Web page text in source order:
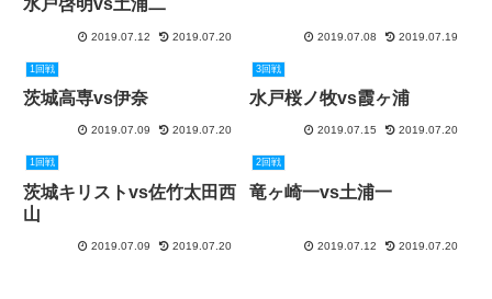
水戸啓明vs土浦二
2019.07.12 2019.07.20 2019.07.08 2019.07.19
1回戦
茨城高専vs伊奈
2019.07.09 2019.07.20
3回戦
水戸桜ノ牧vs霞ヶ浦
2019.07.15 2019.07.20
1回戦
茨城キリストvs佐竹太田西
山
2019.07.09 2019.07.20
2回戦
竜ヶ崎一vs土浦一
2019.07.12 2019.07.20